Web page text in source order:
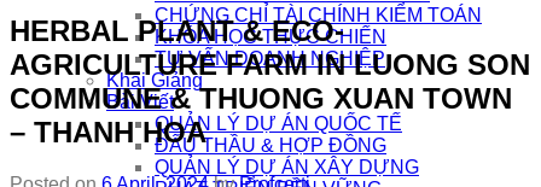
CHỨNG CHỈ TÀI CHÍNH KIỂM TOÁN
KHÓA HỌC THỰC CHIẾN
TƯ VẤN DOANH NGHIỆP
Khai Giảng
Bài Viết
QUẢN LÝ DỰ ÁN QUỐC TẾ
ĐẤU THẦU & HỢP ĐỒNG
QUẢN LÝ DỰ ÁN XÂY DỰNG
HERBAL PLANT & ECO-
AGRICULTURE FARM IN LUONG SON
COMMUNE & THUONG XUAN TOWN
– THANH HOA